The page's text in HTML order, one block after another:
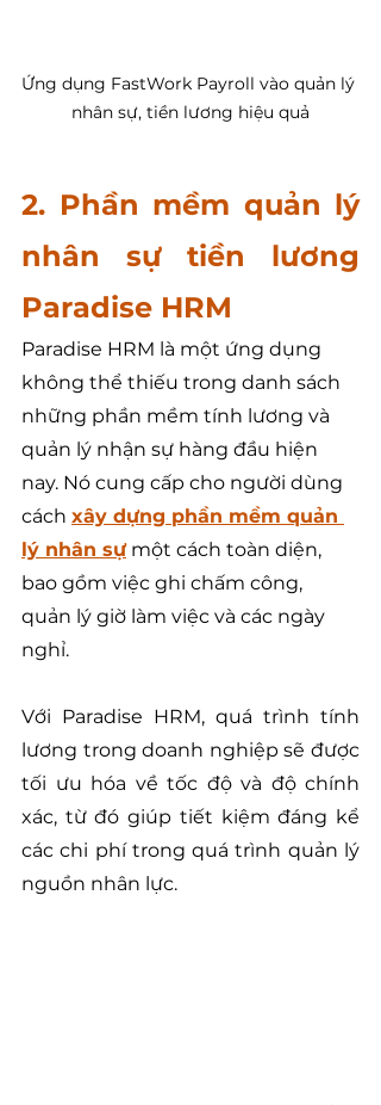
Ứng dụng FastWork Payroll vào quản lý
nhân sự, tiền lương hiệu quả
2. Phần mềm quản lý
nhân sự tiền lương
Paradise HRM
Paradise HRM là một ứng dụng
không thể thiếu trong danh sách
những phần mềm tính lương và
quản lý nhận sự hàng đầu hiện
nay. Nó cung cấp cho người dùng
cách xây dựng phần mềm quản
lý nhân sự một cách toàn diện,
bao gồm việc ghi chấm công,
quản lý giờ làm việc và các ngày
nghỉ.
Với Paradise HRM, quá trình tính
lương trong doanh nghiệp sẽ được
tối ưu hóa về tốc độ và độ chính
xác, từ đó giúp tiết kiệm đáng kể
các chi phí trong quá trình quản lý
nguồn nhân lực.